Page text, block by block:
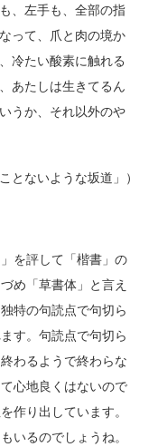
、左手も、全部の指
って、爪と肉の境か
冷たい酸素に触れる
あたしは生きてるん
うか、それ以外のや
とないような坂道」）
を評して「楷書」の
め「草書体」と言え
特の句読点で句切ら
す。句読点で句切ら
わるようで終わらな
心地良くはないので
作り出しています。
いるのでしょうね。